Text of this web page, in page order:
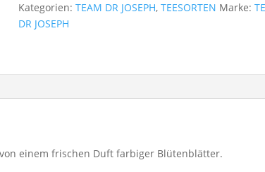
Paradise
Menge
Kategorien:TEAM DR JOSEPH,TEESORTEN Marke:
DR JOSEPH
einem frischen Duft farbiger Blütenblätter.